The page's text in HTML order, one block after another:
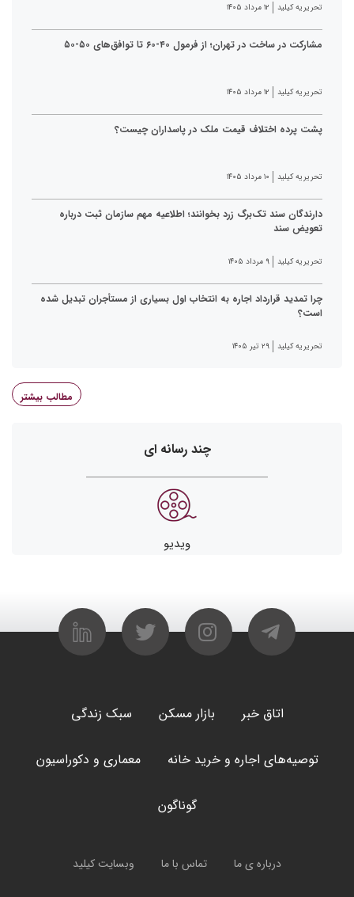
تحریریه کیلید ۱۲ مرداد ۱۴۰۵
مشارکت در ساخت در تهران؛ از فرمول ۴۰-۶۰ تا توافق‌های ۵۰-۵۰
تحریریه کیلید ۱۲ مرداد ۱۴۰۵
پشت پرده اختلاف قیمت ملک در پاسداران چیست؟
تحریریه کیلید ۱۰ مرداد ۱۴۰۵
دارندگان سند تک‌برگ زرد بخوانند؛ اطلاعیه مهم سازمان ثبت درباره
تعویض سند
تحریریه کیلید ۹ مرداد ۱۴۰۵
چرا تمدید قرارداد اجاره به انتخاب اول بسیاری از مستأجران تبدیل شده
است؟
تحریریه کیلید ۲۹ تیر ۱۴۰۵
مطالب بیشتر
چند رسانه ای
ویدیو
اتاق خبر بازار مسکن سبک زندگی
توصیه‌های اجاره و خرید خانه معماری و دکوراسیون
گوناگون
درباره ی ما تماس با ما وبسایت کیلید